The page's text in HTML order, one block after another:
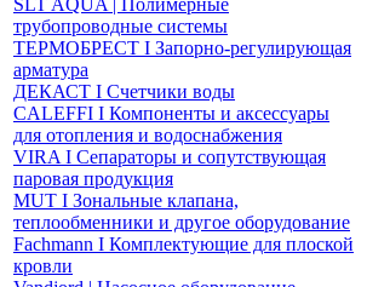
SLT AQUA | Полимерные
трубопроводные системы
ТЕРМОБРЕСТ І Запорно-регулирующая
арматура
ДЕКАСТ І Счетчики воды
CALEFFI І Компоненты и аксессуары
для отопления и водоснабжения
VIRA І Сепараторы и сопутствующая
паровая продукция
MUT І Зональные клапана,
теплообменники и другое оборудование
Fachmann І Комплектующие для плоской
кровли